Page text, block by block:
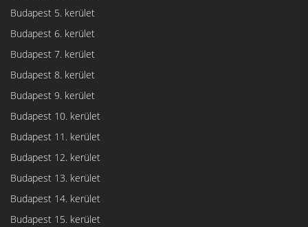
Budapest 5. kerület
Budapest 6. kerület
Budapest 7. kerület
Budapest 8. kerület
Budapest 9. kerület
Budapest 10. kerület
Budapest 11. kerület
Budapest 12. kerület
Budapest 13. kerület
Budapest 14. kerület
Budapest 15. kerület